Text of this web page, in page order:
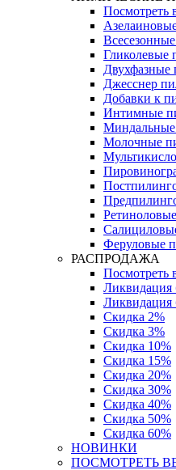
Посмотреть
Гликолевые
Двухфазные
Джесснер
Добавки к
Интимные
Молочные
Феруловые
РАСПРОДАЖА
Посмотреть
Ликвидация
Ликвидация
Скидка 2%
Скидка 3%
Скидка 10%
Скидка 15%
Скидка 20%
Скидка 30%
Скидка 40%
Скидка 50%
Скидка 60%
НОВИНКИ
ПОСМОТРЕТЬ